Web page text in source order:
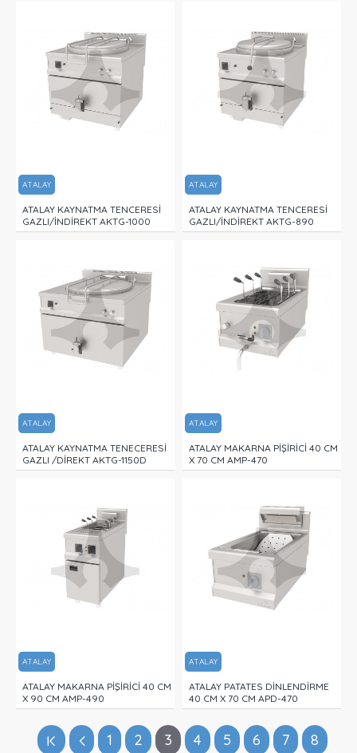
ATALAY
ATALAY KAYNATMA TENCERESİ
GAZLI/İNDİREKT AKTG-1000
ATALAY
ATALAY KAYNATMA TENCERESİ
GAZLI/İNDİREKT AKTG-890
ATALAY
ATALAY KAYNATMA TENECERESİ
GAZLI /DİREKT AKTG-1150D
ATALAY
ATALAY MAKARNA PİŞİRİCİ 40 CM
X 70 CM AMP-470
ATALAY
ATALAY MAKARNA PİŞİRİCİ 40 CM
X 90 CM AMP-490
ATALAY
ATALAY PATATES DİNLENDİRME
40 CM X 70 CM APD-470
1 2 3 4 5 6 7 8